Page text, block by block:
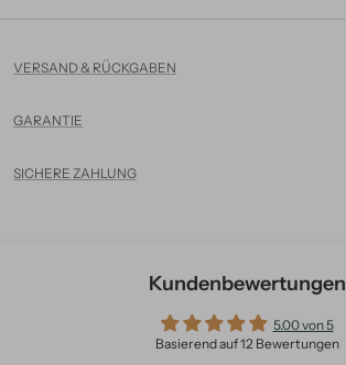
VERSAND & RÜCKGABEN
GARANTIE
SICHERE ZAHLUNG
Kundenbewertungen
5.00 von 5
Basierend auf 12 Bewertungen